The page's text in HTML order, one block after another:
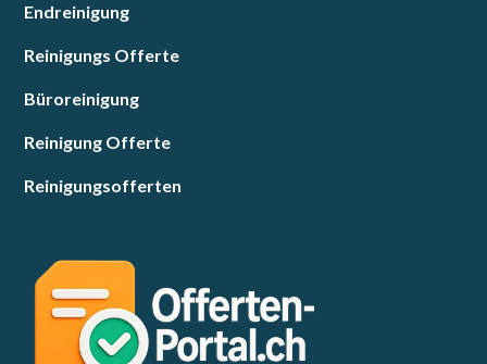
Endreinigung
Reinigungs Offerte
Büroreinigung
Reinigung Offerte
Reinigungsofferten